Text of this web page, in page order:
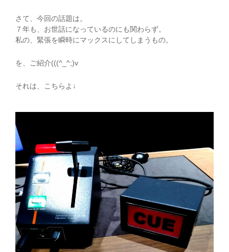
さて、今回の話題は。
７年も、お世話になっているのにも関わらず。
私の、緊張を瞬時にマックスにしてしまうもの。
を、ご紹介(((^_^;)v
それは、こちらよ↓